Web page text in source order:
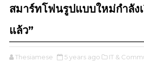
สมาร์ทโฟนรูปแบบใหม่กำลัง
แล้ว”
Thesiamese 5 years ago IT &